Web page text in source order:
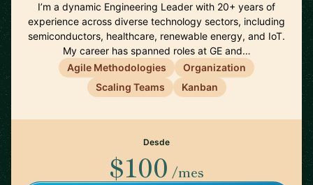
I’m a dynamic Engineering Leader with 20+ years of
experience across diverse technology sectors, including
semiconductors, healthcare, renewable energy, and IoT.
My career has spanned roles at GE and…
Agile Methodologies
Organization
Scaling Teams
Kanban
Desde
$100 /mes